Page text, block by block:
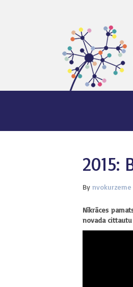
2015:
By nvokurzeme
Nīkrāces
novada